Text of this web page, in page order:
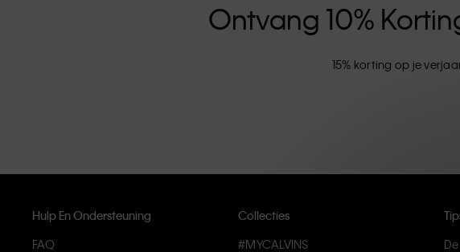
Ontvang 10%
15% korting op je
Hulp En Ondersteuning
FAQ
Collecties
#MYCALVINS